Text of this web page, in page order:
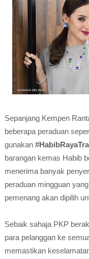
Sepanjang Kempen
beberapa peraduan
gunakan
barangan kemas Habib
menerima banyak
peraduan mingguan
pemenang akan dipilih
Sebaik sahaja PKP
para pelanggan ke
memastikan